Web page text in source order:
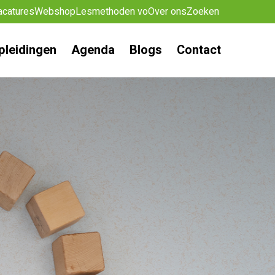
WebshopLesmethoden voOver onsZoeken
Agenda Blogs Contact